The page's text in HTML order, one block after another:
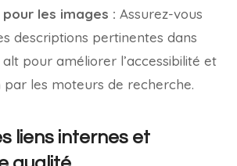
les images : Assurez-vous
descriptions pertinentes dans
pour améliorer l’accessibilité et
par les moteurs de recherche.
liens internes et